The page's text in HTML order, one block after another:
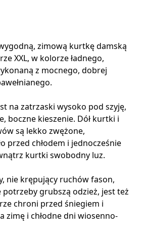
zimową kurtkę damską
XXL, w kolorze ładnego,
z mocnego, dobrej
na zatrzaski wysoko pod szyję,
boczne kieszenie. Dół kurtki i
są lekko zwężone,
przed chłodem i jednocześnie
kurtki swobodny luz.
nie krępujący ruchów fason,
potrzeby grubszą odzież, jest też
chroni przed śniegiem i
zimę i chłodne dni wiosenno-